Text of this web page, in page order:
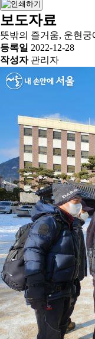
보도자료
뜻밖의 즐거움, 운현
등록일 2022-12-28
작성자 관리자